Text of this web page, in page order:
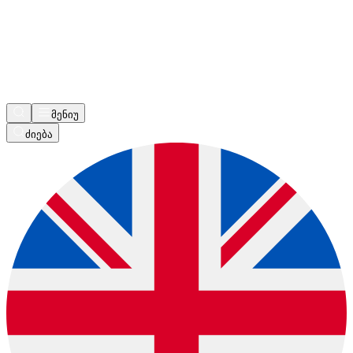
მენიუ
ძიება